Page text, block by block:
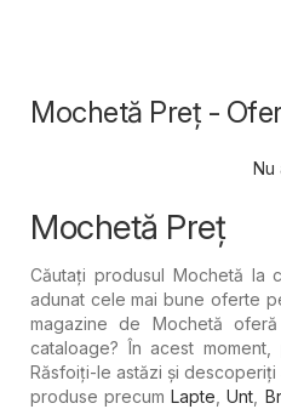
Mochetă Preț -
Nu
Mochetă Preț
Căutați produsul Mochetă la
adunat cele mai bune oferte
magazine de Mochetă
cataloage? În acest
Răsfoiți-le astăzi și descoperiți
produse precumLapte ,Unt